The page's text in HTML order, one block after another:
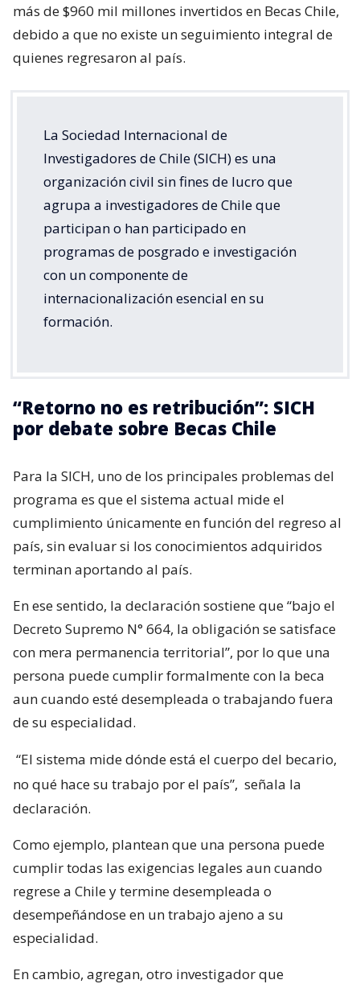
más de $960 mil millones invertidos en Becas Chile,
debido a que no existe un seguimiento integral de
quienes regresaron al país.
La Sociedad Internacional de
Investigadores de Chile (SICH) es una
organización civil sin fines de lucro que
agrupa a investigadores de Chile que
participan o han participado en
programas de posgrado e investigación
con un componente de
internacionalización esencial en su
formación.
“Retorno no es retribución”: SICH
por debate sobre Becas Chile
Para la SICH, uno de los principales problemas del
programa es que el sistema actual mide el
cumplimiento únicamente en función del regreso al
país, sin evaluar si los conocimientos adquiridos
terminan aportando al país.
En ese sentido, la declaración sostiene que “bajo el
Decreto Supremo N° 664, la obligación se satisface
con mera permanencia territorial”, por lo que una
persona puede cumplir formalmente con la beca
aun cuando esté desempleada o trabajando fuera
de su especialidad.
“El sistema mide dónde está el cuerpo del becario,
no qué hace su trabajo por el país”, señala la
declaración.
Como ejemplo, plantean que una persona puede
cumplir todas las exigencias legales aun cuando
regrese a Chile y termine desempleada o
desempeñándose en un trabajo ajeno a su
especialidad.
En cambio, agregan, otro investigador que